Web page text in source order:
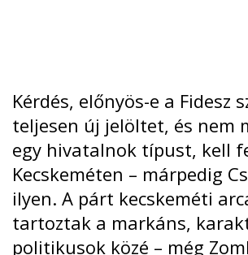
Kérdés, előnyös-e a Fidesz
teljesen új jelöltet, és nem
egy hivatalnok típust, kell
Kecskeméten – márpedig
ilyen. A párt kecskeméti
tartoztak a markáns,
politikusok közé – még